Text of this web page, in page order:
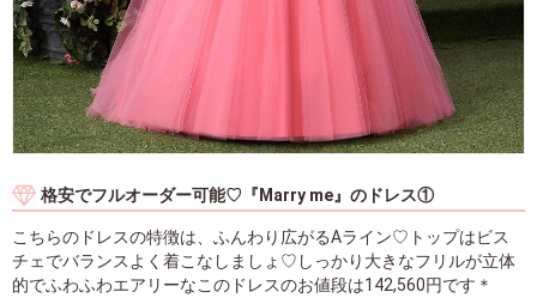
格安でフルオーダー可能♡『Marry me』のドレス①
こちらのドレスの特徴は、ふんわり広がるAライン♡トップはビス
チェでバランスよく着こなしましょ♡しっかり大きなフリルが立体
的でふわふわエアリーなこのドレスのお値段は142,560円です＊